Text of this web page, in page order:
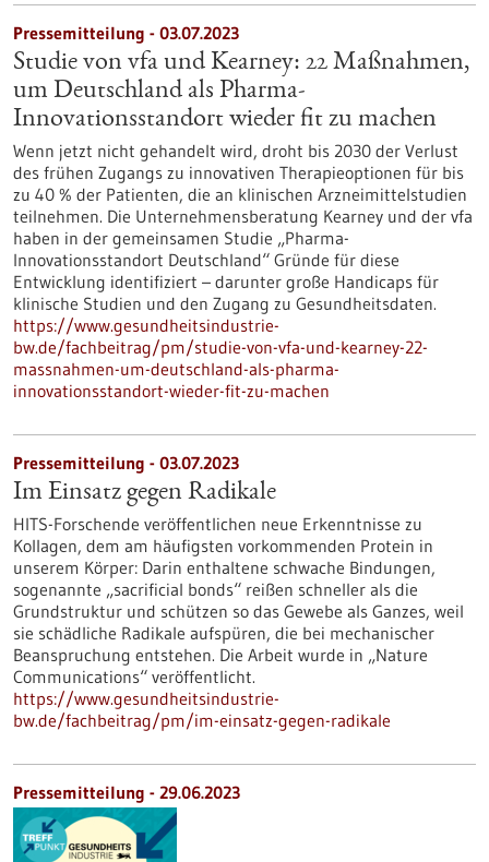
Pressemitteilung - 03.07.2023
Studie von vfa und Kearney: 22 Maßnahmen,
um Deutschland als Pharma-
Innovationsstandort wieder fit zu machen
Wenn jetzt nicht gehandelt wird, droht bis 2030 der Verlust
des frühen Zugangs zu innovativen Therapieoptionen für bis
zu 40 % der Patienten, die an klinischen Arzneimittelstudien
teilnehmen. Die Unternehmensberatung Kearney und der vfa
haben in der gemeinsamen Studie „Pharma-
Innovationsstandort Deutschland“ Gründe für diese
Entwicklung identifiziert – darunter große Handicaps für
klinische Studien und den Zugang zu Gesundheitsdaten.
https://www.gesundheitsindustrie-
bw.de/fachbeitrag/pm/studie-von-vfa-und-kearney-22-
massnahmen-um-deutschland-als-pharma-
innovationsstandort-wieder-fit-zu-machen
Pressemitteilung - 03.07.2023
Im Einsatz gegen Radikale
HITS-Forschende veröffentlichen neue Erkenntnisse zu
Kollagen, dem am häufigsten vorkommenden Protein in
unserem Körper: Darin enthaltene schwache Bindungen,
sogenannte „sacrificial bonds“ reißen schneller als die
Grundstruktur und schützen so das Gewebe als Ganzes, weil
sie schädliche Radikale aufspüren, die bei mechanischer
Beanspruchung entstehen. Die Arbeit wurde in „Nature
Communications“ veröffentlicht.
https://www.gesundheitsindustrie-
bw.de/fachbeitrag/pm/im-einsatz-gegen-radikale
Pressemitteilung - 29.06.2023